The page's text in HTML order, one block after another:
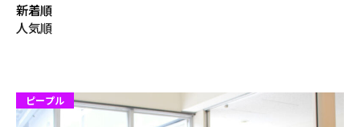
新着順
人気順
ピープル